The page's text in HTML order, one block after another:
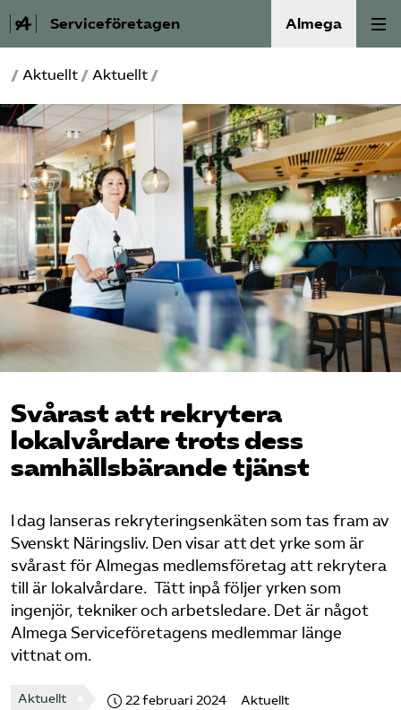
Serviceföretagen Almega
Om Service­företagen
Branscher
Medlemskap
Auktorisation
Våra frågor
Logga in på Arbetsgivarguiden
Press
In English
Om webbplatsen
Beställ trycksaker
/ Aktuellt / Aktuellt /
Svårast att rekrytera
lokalvårdare trots dess
samhällsbärande tjänst
dag lanseras rekryteringsenkäten som tas fram av
Svenskt Näringsliv. Den visar att det yrke som är
svårastförAlmegas medlemsföretag att rekrytera
till är lokalvårdare. Tätt inpå följeryrken som
ingenjör, tekniker och arbetsledare. Det är något
Almega Serviceföretagens medlemmar länge
vittnat om.
Aktuellt 22 februari 2024 Aktuellt